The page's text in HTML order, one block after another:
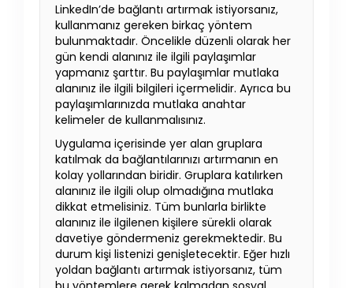
LinkedIn’de bağlantı artırmak istiyorsanız,
kullanmanız gereken birkaç yöntem
bulunmaktadır. Öncelikle düzenli olarak her
gün kendi alanınız ile ilgili paylaşımlar
yapmanız şarttır. Bu paylaşımlar mutlaka
alanınız ile ilgili bilgileri içermelidir. Ayrıca bu
paylaşımlarınızda mutlaka anahtar
kelimeler de kullanmalısınız.
Uygulama içerisinde yer alan gruplara
katılmak da bağlantılarınızı artırmanın en
kolay yollarından biridir. Gruplara katılırken
alanınız ile ilgili olup olmadığına mutlaka
dikkat etmelisiniz. Tüm bunlarla birlikte
alanınız ile ilgilenen kişilere sürekli olarak
davetiye göndermeniz gerekmektedir. Bu
durum kişi listenizi genişletecektir. Eğer hızlı
yoldan bağlantı artırmak istiyorsanız, tüm